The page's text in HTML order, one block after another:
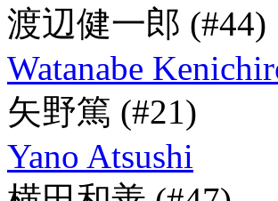
渡辺健一郎 (#44)
Watanabe
矢野篤 (#21)
Yano Atsushi